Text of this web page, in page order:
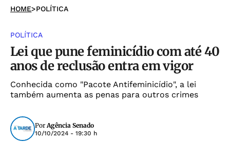
HOME>POLÍTICA
POLÍTICA
Lei que pune feminicídio com até 40
anos de reclusão entra em vigor
Conhecida como "Pacote Antifeminicídio", a lei
também aumenta as penas para outros crimes
PorAgência Senado
10/10/2024 - 19:30 h